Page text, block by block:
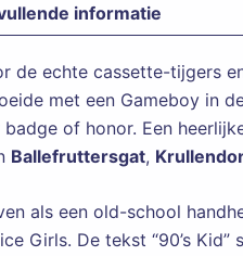
informatie
de echte cassette-tijgers
met een Gameboy in
badge of honor. Een
Ballefruttersgat,
als een old-school
Girls. De tekst “90’s